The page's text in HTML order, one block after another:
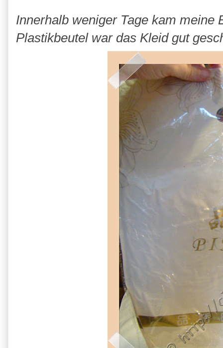
Innerhalb weniger Tage kam meine
Plastikbeutel war das Kleid gut